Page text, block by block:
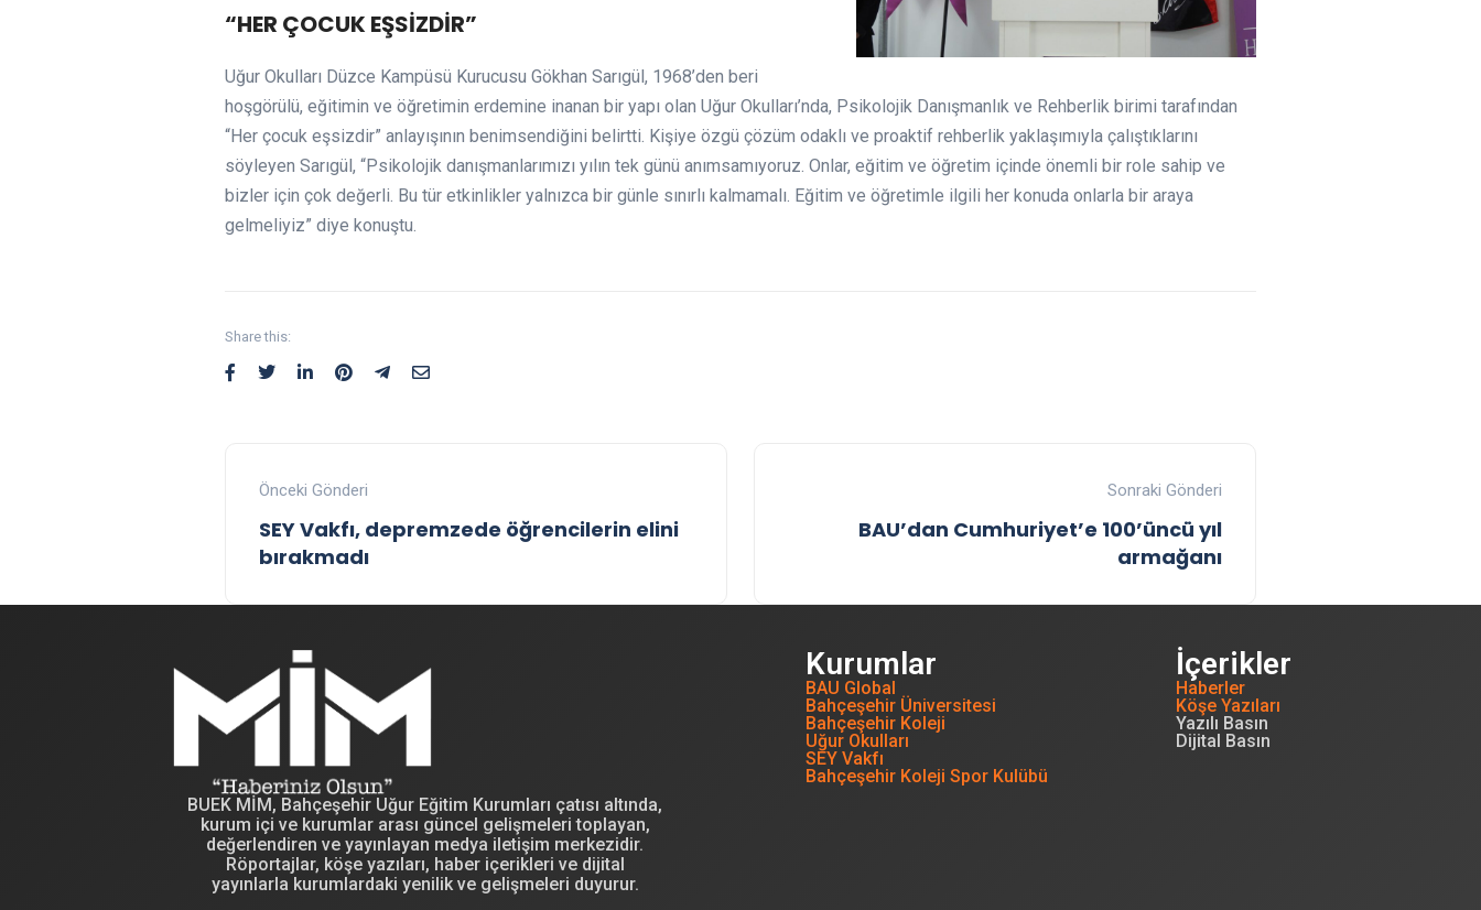
“HER ÇOCUK EŞSİZDİR”
Uğur Okulları Düzce Kampüsü Kurucusu Gökhan Sarıgül, 1968’den beri
hoşgörülü, eğitimin ve öğretimin erdemine inanan bir yapı olan Uğur Okulları’nda, Psikolojik Danışmanlık ve Rehberlik birimi tarafından
“Her çocuk eşsizdir” anlayışının benimsendiğini belirtti. Kişiye özgü çözüm odaklı ve proaktif rehberlik yaklaşımıyla çalıştıklarını
söyleyen Sarıgül, “Psikolojik danışmanlarımızı yılın tek günü anımsamıyoruz. Onlar, eğitim ve öğretim içinde önemli bir role sahip ve
bizler için çok değerli. Bu tür etkinlikler yalnızca bir günle sınırlı kalmamalı. Eğitim ve öğretimle ilgili her konuda onlarla bir araya
gelmeliyiz” diye konuştu.
Share this:
Önceki Gönderi
SEY Vakfı, depremzede öğrencilerin elini
bırakmadı
Sonraki Gönderi
BAU’dan Cumhuriyet’e 100’üncü yıl
armağanı
BUEK MİM, Bahçeşehir Uğur Eğitim Kurumları çatısı altında,
kurum içi ve kurumlar arası güncel gelişmeleri toplayan,
değerlendiren ve yayınlayan medya iletişim merkezidir.
Röportajlar, köşe yazıları, haber içerikleri ve dijital
yayınlarla kurumlardaki yenilik ve gelişmeleri duyurur.
Kurumlar
BAU Global
Bahçeşehir Üniversitesi
Bahçeşehir Koleji
Uğur Okulları
SEY Vakfı
Bahçeşehir Koleji Spor Kulübü
İçerikler
Haberler
Köşe Yazıları
Yazılı Basın
Dijital Basın